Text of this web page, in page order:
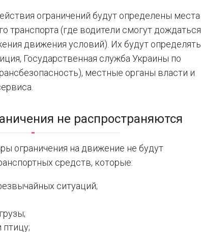
ограничений будут определены места
транспорта (где водители смогут дождаться
движения условий). Их будут определять
Государственная служба Украины по
местные органы власти и
не распространяются
ограничения на движение не будут
средств, которые:
ситуаций;